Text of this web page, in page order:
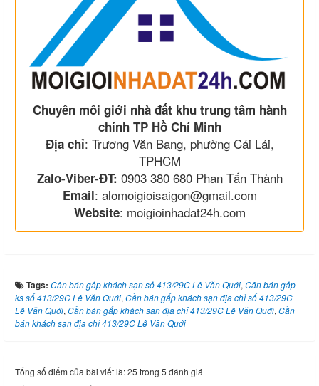
Chuyên môi giới nhà đất khu trung tâm hành
chính TP Hồ Chí Minh
Địa chỉ: Trương Văn Bang, phường Cái Lái,
TPHCM
Zalo-Viber-ĐT: 0903 380 680 Phan Tấn Thành
Email: alomoigioisaigon@gmail.com
Website: moigioinhadat24h.com
Tags: Cần bán gấp khách sạn số 413/29C Lê Văn Quới, Cần bán gấp
ks số 413/29C Lê Văn Quới, Cần bán gấp khách sạn địa chỉ số 413/29C
Lê Văn Quới, Cần bán gấp khách sạn địa chỉ 413/29C Lê Văn Quới, Cần
bán khách sạn địa chỉ 413/29C Lê Văn Quới
Tổng số điểm của bài viết là: 25 trong 5 đánh giá